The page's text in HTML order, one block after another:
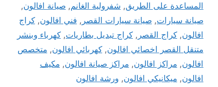
المساعدة على الطريق, شفرولية الغانم, صيانة افالون,
صيانة سيارات, صيانة سيارات القصر , فني افالون, كراج
افالون, كراج القصر , كراج تبديل بطاريات, كهرباء وبنشر
متنقل القصر اخصائي افالون, كهربائي افالون, متخصص
افالون, مراكز افالون, مراكز صيانة افالون, مكيف
افالون, ميكانيكي افالون, ورشة افالون